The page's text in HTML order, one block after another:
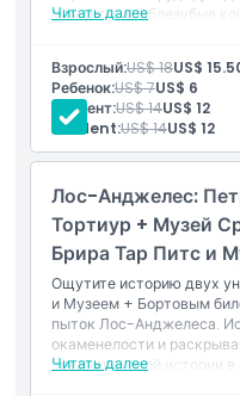
Политика в отношении
Исключения
Часы работы
Вещи, которые нужно
Местоположение
мамонты и саблезубые
приключений.
Читать далее
Взрослый:US$ 18US$
Ребенок:US$ 7US$ 6
Студент:US$ 14US$ 12
Student:US$ 14US$ 12
Лос-Анджелес:
Тортиур + Музей
Брира Тар Питс и
Ощутите историю двух
и Музеем + Бортовым
пыток Лос-Анджелеса.
окаменелости и
средневековой истории
Читать далее